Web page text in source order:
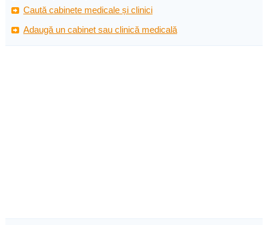
Caută cabinete medicale și clinici
Adaugă un cabinet sau clinică medicală